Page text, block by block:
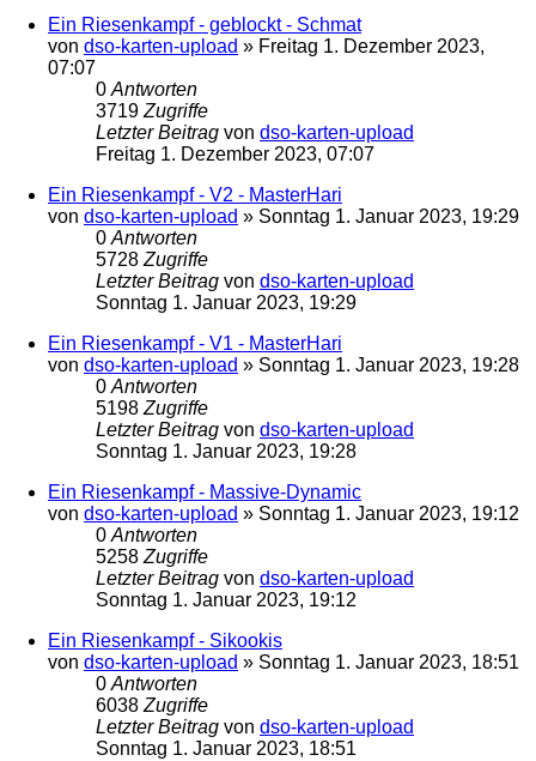
Ein Riesenkampf - geblockt - Schmat
von dso-karten-upload » Freitag 1. Dezember 2023,
07:07
0Antworten
3719Zugriffe
Letzter Beitrag von dso-karten-upload
Freitag 1. Dezember 2023, 07:07
Ein Riesenkampf - V2 - MasterHari
von dso-karten-upload » Sonntag 1. Januar 2023, 19:29
0Antworten
5728Zugriffe
Letzter Beitrag von dso-karten-upload
Sonntag 1. Januar 2023, 19:29
Ein Riesenkampf - V1 - MasterHari
von dso-karten-upload » Sonntag 1. Januar 2023, 19:28
0Antworten
5198Zugriffe
Letzter Beitrag von dso-karten-upload
Sonntag 1. Januar 2023, 19:28
Ein Riesenkampf - Massive-Dynamic
von dso-karten-upload » Sonntag 1. Januar 2023, 19:12
0Antworten
5258Zugriffe
Letzter Beitrag von dso-karten-upload
Sonntag 1. Januar 2023, 19:12
Ein Riesenkampf - Sikookis
von dso-karten-upload » Sonntag 1. Januar 2023, 18:51
0Antworten
6038Zugriffe
Letzter Beitrag von dso-karten-upload
Sonntag 1. Januar 2023, 18:51